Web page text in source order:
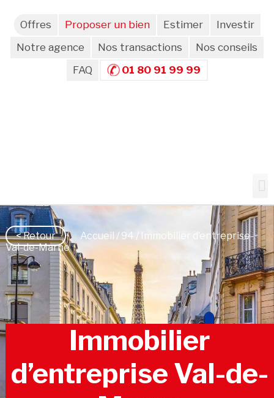
Offres Proposer un bien Estimer
Investir
Notre agence
Nos transactions
Nos conseils
FAQ
01 80 91 99 99
< Retour Accueil / 94 / Immobilier d’entreprise
Val-de-Marne
Immobilier
d’entreprise Val-de-